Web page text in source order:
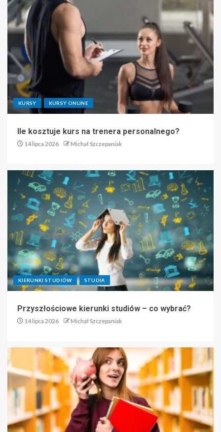
KURSY KURSY ONLINE
Ile kosztuje kurs na trenera personalnego?
14 lipca 2026 Michał Szczepaniak
KIERUNKI STUDIÓW STUDIA
Przyszłościowe kierunki studiów – co wybrać?
14 lipca 2026 Michał Szczepaniak